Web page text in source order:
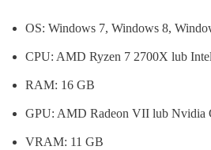
OS: Windows 7, Windows 8,
CPU: AMD Ryzen 7 2700X lub
RAM: 16 GB
GPU: AMD Radeon VII lub Nvidia
VRAM: 11 GB